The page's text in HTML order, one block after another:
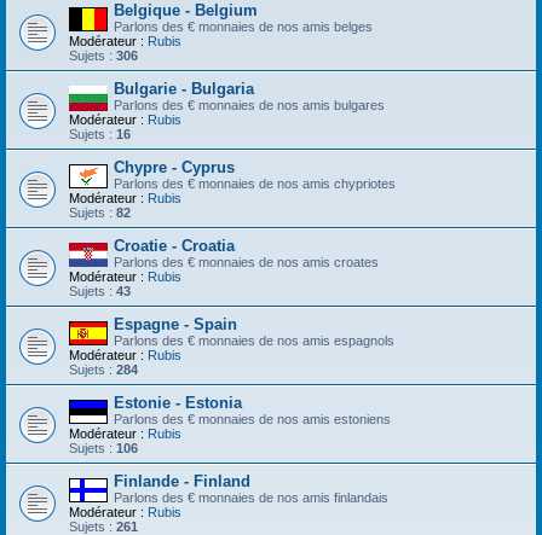
Belgique - Belgium
Parlons des € monnaies de nos amis belges
Modérateur : Rubis
Sujets : 306
Bulgarie - Bulgaria
Parlons des € monnaies de nos amis bulgares
Modérateur : Rubis
Sujets : 16
Chypre - Cyprus
Parlons des € monnaies de nos amis chypriotes
Modérateur : Rubis
Sujets : 82
Croatie - Croatia
Parlons des € monnaies de nos amis croates
Modérateur : Rubis
Sujets : 43
Espagne - Spain
Parlons des € monnaies de nos amis espagnols
Modérateur : Rubis
Sujets : 284
Estonie - Estonia
Parlons des € monnaies de nos amis estoniens
Modérateur : Rubis
Sujets : 106
Finlande - Finland
Parlons des € monnaies de nos amis finlandais
Modérateur : Rubis
Sujets : 261